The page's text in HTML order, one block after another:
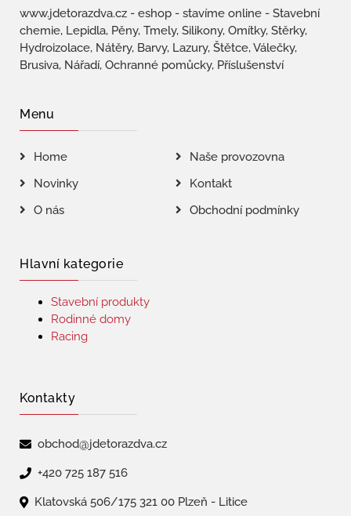
www.jdetorazdva.cz - eshop - stavíme online - Stavební
chemie, Lepidla, Pěny, Tmely, Silikony, Omítky, Stěrky,
Hydroizolace, Nátěry, Barvy, Lazury, Štětce, Válečky,
Brusiva, Nářadí, Ochranné pomůcky, Příslušenství
Menu
Home
Naše provozovna
Novinky
Kontakt
O nás
Obchodní podmínky
Hlavní kategorie
Stavební produkty
Rodinné domy
Racing
Kontakty
obchod@jdetorazdva.cz
+420 725 187 516
Klatovská 506/175 321 00 Plzeň - Litice